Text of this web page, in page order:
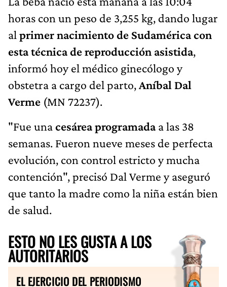
horas con un peso de 3,255 kg, dando lugar
al primer nacimiento de Sudamérica con
esta técnica de reproducción asistida,
informó hoy el médico ginecólogo y
obstetra a cargo del parto,Aníbal Dal
Verme (MN 72237).
"Fue unacesárea programadaa las 38
semanas. Fueron nueve meses de perfecta
evolución, con control estricto y mucha
contención", precisó Dal Verme y aseguró
que tanto la madre como la niña están bien
de salud.
ESTO NO LES GUSTA A LOS
AUTORITARIOS
EL EJERCICIO DEL PERIODISMO